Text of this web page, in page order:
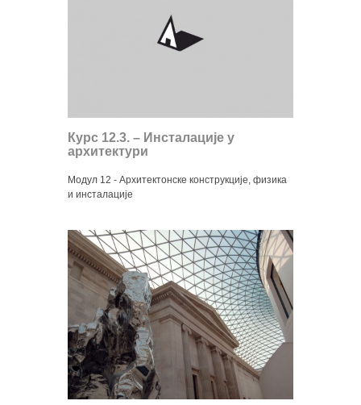
Курс 12.3. – Инсталације у
архитектури
Модул 12 - Архитектонске конструкције, физика
и инсталације